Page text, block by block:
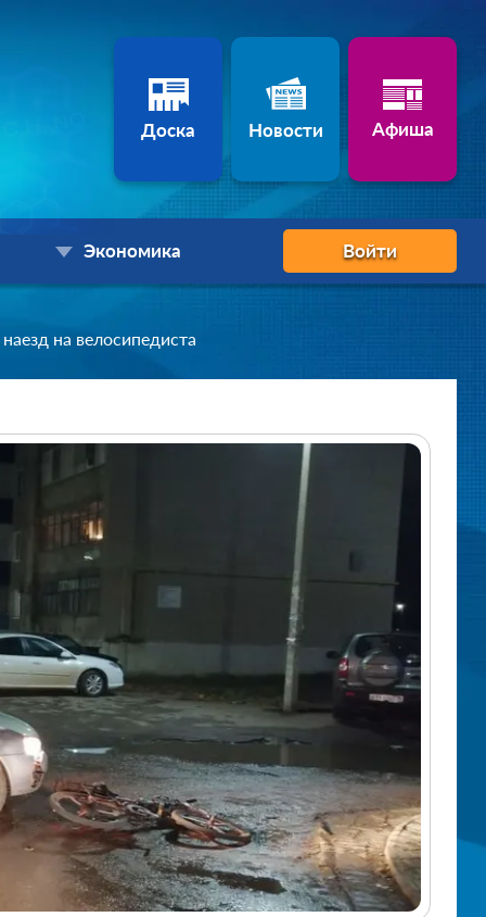
Доска Новости Афиша
Экономика Войти
на велосипедиста